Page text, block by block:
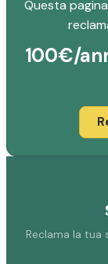
Questa
100€/
Reclama la